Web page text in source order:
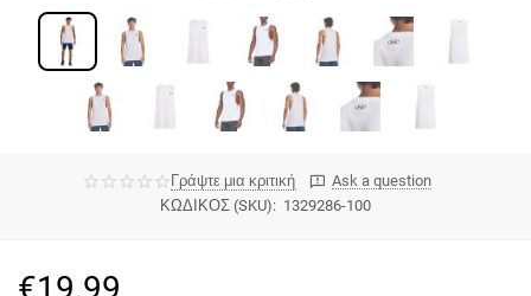
Γράψτε μια κριτική
Ask a question
ΚΩΔΙΚΟΣ (SKU): 1329286-100